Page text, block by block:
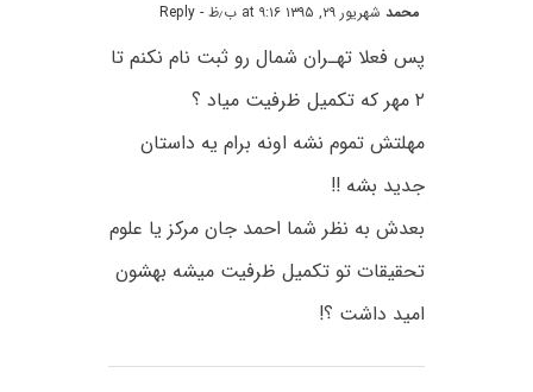
محمدشهریور ۲۹, ۱۳۹۵ at ۹:۱۶ ب٫ظ - Reply
پس فعلا تهـران شمال رو ثبت نام نکنم تا
۲ مهر که تکمیل ظرفیت میاد ؟
مهلتش تموم نشه اونه برام یه داستان
جدید بشه !!
بعدش به نظر شما احمد جان مرکز یا علوم
تحقیقات تو تکمیل ظرفیت میشه بهشون
امید داشت ؟!